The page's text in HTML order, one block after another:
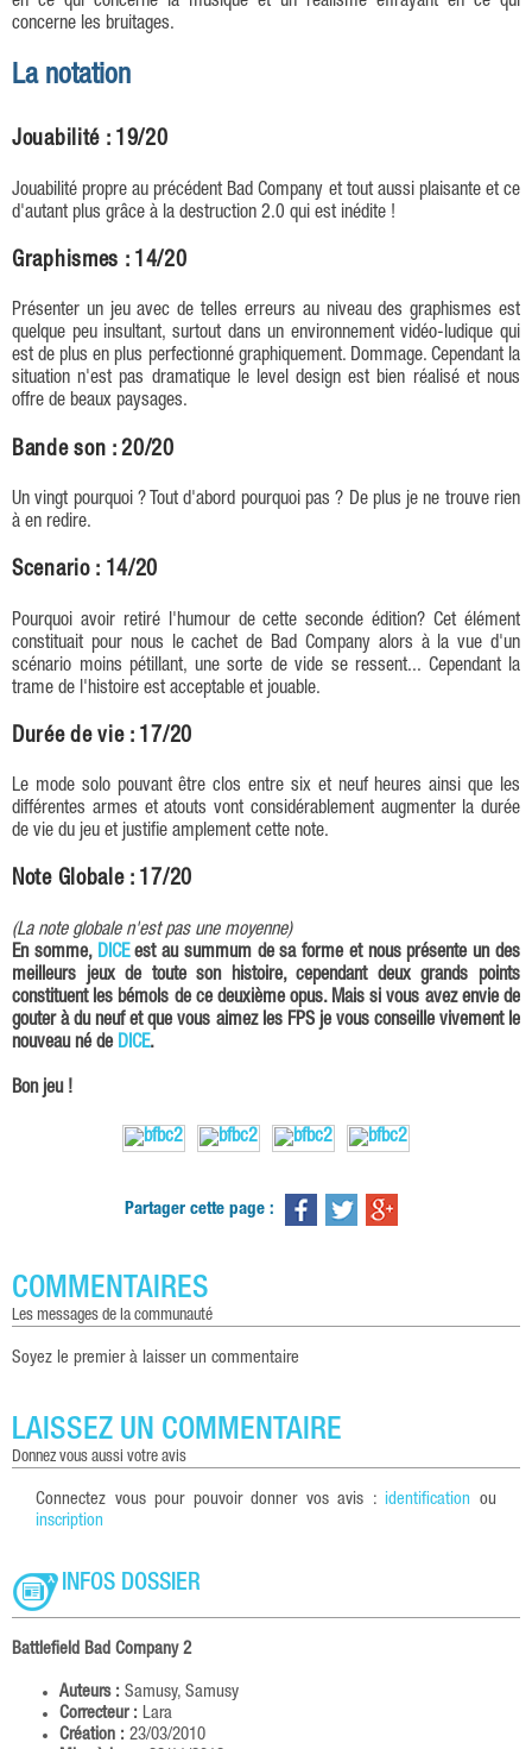
concerne les bruitages.
La notation
Jouabilité : 19/20
Jouabilité propre au précédent Bad Company et tout aussi plaisante et ce
d'autant plus grâce à la destruction 2.0 qui est inédite !
Graphismes : 14/20
Présenter un jeu avec de telles erreurs au niveau des graphismes est
quelque peu insultant, surtout dans un environnement vidéo-ludique qui
est de plus en plus perfectionné graphiquement. Dommage. Cependant la
situation n'est pas dramatique le level design est bien réalisé et nous
offre de beaux paysages.
Bande son : 20/20
Un vingt pourquoi ? Tout d'abord pourquoi pas ? De plus je ne trouve rien
à en redire.
Scenario : 14/20
Pourquoi avoir retiré l'humour de cette seconde édition? Cet élément
constituait pour nous le cachet de Bad Company alors à la vue d'un
scénario moins pétillant, une sorte de vide se ressent... Cependant la
trame de l'histoire est acceptable et jouable.
Durée de vie : 17/20
Le mode solo pouvant être clos entre six et neuf heures ainsi que les
différentes armes et atouts vont considérablement augmenter la durée
de vie du jeu et justifie amplement cette note.
Note Globale : 17/20
(La note globale n'est pas une moyenne)
En somme, DICEest au summum de sa forme et nous présente un des
meilleurs jeux de toute son histoire, cependant deux grands points
constituent les bémols de ce deuxième opus. Mais si vous avez envie de
gouter à du neuf et que vous aimez les FPS je vous conseille vivement le
nouveau né de DICE.
Bon jeu !
Partager cette page :
COMMENTAIRES
les messages de la communauté
Soyez le premier à laisser un commentaire
LAISSEZ UN COMMENTAIRE
donnez vous aussi votre avis
Connectez vous pour pouvoir donner vos avis : identification ou
inscription
INFOS DOSSIER
Battlefield Bad Company 2
Auteurs : Samusy, Samusy
Correcteur : Lara
Création : 23/03/2010